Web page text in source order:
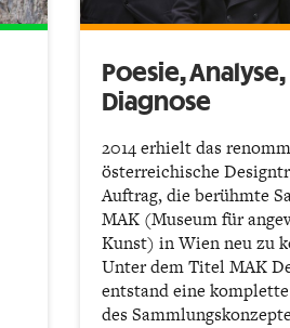
Poesie, Analyse,
Diagnose
2014 erhielt das
österreichische
Auftrag, die berühmte
MAK (Museum für
Kunst) in Wien neu zu
Unter dem Titel MAK
entstand eine
des